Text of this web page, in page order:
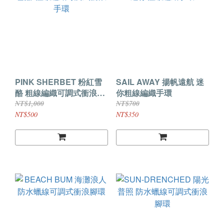
PINK SHERBET 粉紅雪
酪 粗線編織可調式衝浪手
環
NT$1,000
NT$500
SAIL AWAY 揚帆遠航 迷
你粗線編織手環
NT$700
NT$350